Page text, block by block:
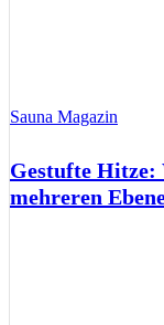
Sauna Magazin
Gestufte Hitze:
mehreren